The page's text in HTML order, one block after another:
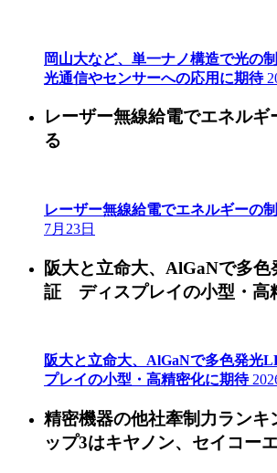
岡山大など、単一ナノ構造で光の
光通信やセンサーへの応用に期待
レーザー無線給電でエネルギ
る
レーザー無線給電でエネルギーの
7月23日
阪大と立命大、AlGaNで多
証 ディスプレイの小型・高
阪大と立命大、AlGaNで多色発光
プレイの小型・高精密化に期待
精密機器の他社牽制力ラン
ップ3はキヤノン、セイコー